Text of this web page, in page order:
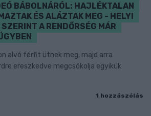
BÁBOLNÁRÓL: HAJLÉKTALAN
ÉS ALÁZTAK MEG - HELYI
A RENDŐRSÉG MÁR
alvó férfit ütnek meg, majd arra
ereszkedve megcsókolja egyikük
1 hozzászólás